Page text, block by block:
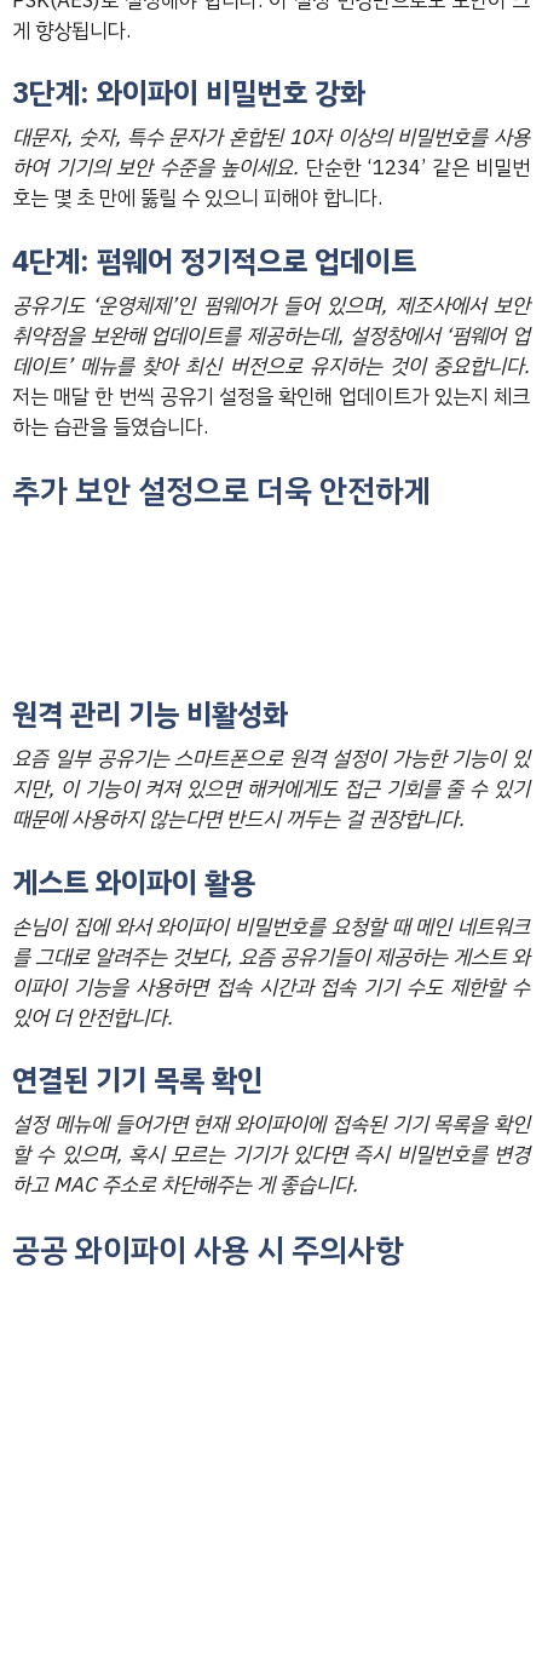
게 향상됩니다.
3단계: 와이파이 비밀번호 강화
대문자, 숫자, 특수 문자가 혼합된 10자 이상의 비밀번호를 사용
하여 기기의 보안 수준을 높이세요. 단순한 ‘1234’ 같은 비밀번
호는 몇 초 만에 뚫릴 수 있으니 피해야 합니다.
4단계: 펌웨어 정기적으로 업데이트
공유기도 ‘운영체제’인 펌웨어가 들어 있으며, 제조사에서 보안
취약점을 보완해 업데이트를 제공하는데, 설정창에서 ‘펌웨어 업
데이트’ 메뉴를 찾아 최신 버전으로 유지하는 것이 중요합니다.
저는 매달 한 번씩 공유기 설정을 확인해 업데이트가 있는지 체크
하는 습관을 들였습니다.
추가 보안 설정으로 더욱 안전하게
원격 관리 기능 비활성화
요즘 일부 공유기는 스마트폰으로 원격 설정이 가능한 기능이 있
지만, 이 기능이 켜져 있으면 해커에게도 접근 기회를 줄 수 있기
때문에 사용하지 않는다면 반드시 꺼두는 걸 권장합니다.
게스트 와이파이 활용
손님이 집에 와서 와이파이 비밀번호를 요청할 때 메인 네트워크
를 그대로 알려주는 것보다, 요즘 공유기들이 제공하는 게스트 와
이파이 기능을 사용하면 접속 시간과 접속 기기 수도 제한할 수
있어 더 안전합니다.
연결된 기기 목록 확인
설정 메뉴에 들어가면 현재 와이파이에 접속된 기기 목록을 확인
할 수 있으며, 혹시 모르는 기기가 있다면 즉시 비밀번호를 변경
하고 MAC 주소로 차단해주는 게 좋습니다.
공공 와이파이 사용 시 주의사항